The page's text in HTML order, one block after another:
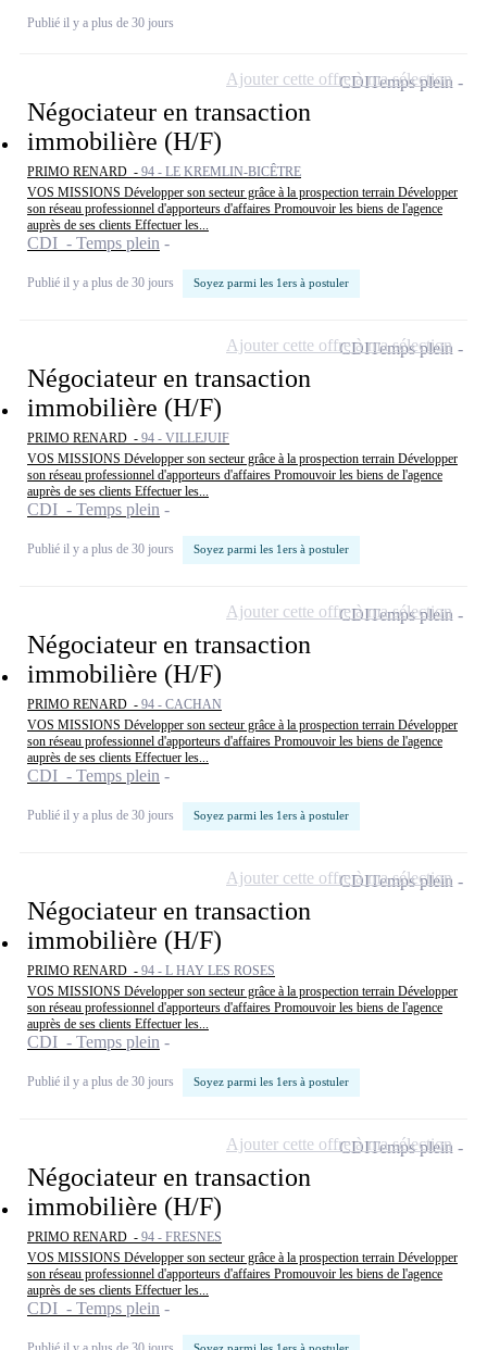
Publié il y a plus de 30 jours
Négociateur en transaction
immobilière (H/F)
PRIMO RENARD - 94 - LE KREMLIN-BICÊTRE
VOS MISSIONS Développer son secteur grâce à la prospection terrain Développer
son réseau professionnel d'apporteurs d'affaires Promouvoir les biens de l'agence
auprès de ses clients Effectuer les...
CDI - Temps plein
Publié il y a plus de 30 jours Soyez parmi les 1ers à postuler
CDITemps plein
Ajouter cette offre à ma sélection
Négociateur en transaction
immobilière (H/F)
PRIMO RENARD - 94 - VILLEJUIF
VOS MISSIONS Développer son secteur grâce à la prospection terrain Développer
son réseau professionnel d'apporteurs d'affaires Promouvoir les biens de l'agence
auprès de ses clients Effectuer les...
CDI - Temps plein
Publié il y a plus de 30 jours Soyez parmi les 1ers à postuler
CDITemps plein
Ajouter cette offre à ma sélection
Négociateur en transaction
immobilière (H/F)
PRIMO RENARD - 94 - CACHAN
VOS MISSIONS Développer son secteur grâce à la prospection terrain Développer
son réseau professionnel d'apporteurs d'affaires Promouvoir les biens de l'agence
auprès de ses clients Effectuer les...
CDI - Temps plein
Publié il y a plus de 30 jours Soyez parmi les 1ers à postuler
CDITemps plein
Ajouter cette offre à ma sélection
Négociateur en transaction
immobilière (H/F)
PRIMO RENARD - 94 - L HAY LES ROSES
VOS MISSIONS Développer son secteur grâce à la prospection terrain Développer
son réseau professionnel d'apporteurs d'affaires Promouvoir les biens de l'agence
auprès de ses clients Effectuer les...
CDI - Temps plein
Publié il y a plus de 30 jours Soyez parmi les 1ers à postuler
CDITemps plein
Ajouter cette offre à ma sélection
Négociateur en transaction
immobilière (H/F)
PRIMO RENARD - 94 - FRESNES
VOS MISSIONS Développer son secteur grâce à la prospection terrain Développer
son réseau professionnel d'apporteurs d'affaires Promouvoir les biens de l'agence
auprès de ses clients Effectuer les...
CDI - Temps plein
CDITemps plein
Ajouter cette offre à ma sélection